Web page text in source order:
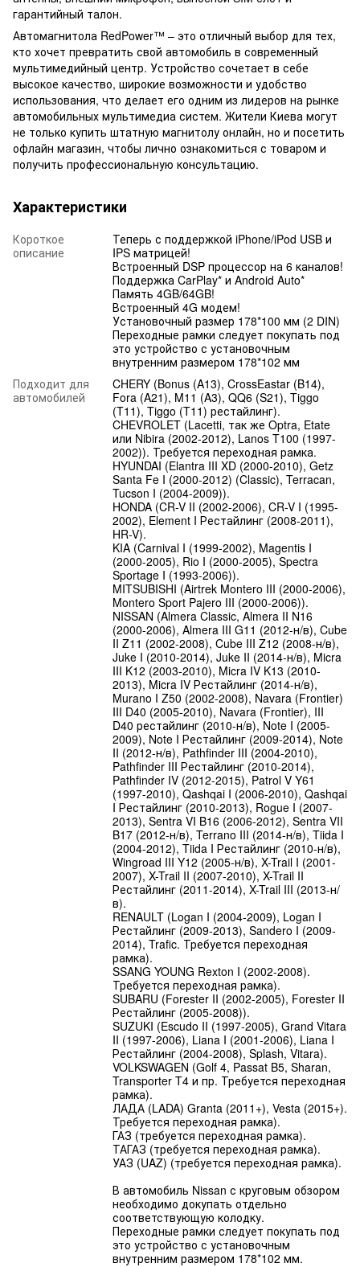
гарантийный талон.
Автомагнитола RedPower™ – это отличный выбор для тех,
кто хочет превратить свой автомобиль в современный
мультимедийный центр. Устройство сочетает в себе
высокое качество, широкие возможности и удобство
использования, что делает его одним из лидеров на рынке
автомобильных мультимедиа систем. Жители Киева могут
не только купить штатную магнитолу онлайн, но и посетить
офлайн магазин, чтобы лично ознакомиться с товаром и
получить профессиональную консультацию.
Характеристики
Короткое
описание
Теперь с поддержкой iPhone/iPod USB и
IPS матрицей!
Встроенный DSP процессор на 6 каналов!
Поддержка CarPlay* и Android Auto*
Память 4GB/64GB!
Встроенный 4G модем!
Установочный размер 178*100 мм (2 DIN)
Переходные рамки следует покупать под
это устройство с установочным
внутренним размером 178*102 мм
Подходит для
автомобилей
CHERY (Bonus (A13), CrossEastar (B14),
Fora (A21), M11 (A3), QQ6 (S21), Tiggo
(T11), Tiggo (T11) рестайлинг).
CHEVROLET (Lacetti, так же Optra, Etate
или Nibira (2002-2012), Lanos T100 (1997-
2002)). Требуется переходная рамка.
HYUNDAI (Elantra III XD (2000-2010), Getz
Santa Fe I (2000-2012) (Classic), Terracan,
Tucson I (2004-2009)).
HONDA (CR-V II (2002-2006), CR-V I (1995-
2002), Element I Рестайлинг (2008-2011),
HR-V).
KIA (Carnival I (1999-2002), Magentis I
(2000-2005), Rio I (2000-2005), Spectra
Sportage I (1993-2006)).
MITSUBISHI (Airtrek Montero III (2000-2006),
Montero Sport Pajero III (2000-2006)).
NISSAN (Almera Classic, Almera II N16
(2000-2006), Almera III G11 (2012-н/в), Cube
II Z11 (2002-2008), Cube III Z12 (2008-н/в),
Juke I (2010-2014), Juke II (2014-н/в), Micra
III K12 (2003-2010), Micra IV K13 (2010-
2013), Micra IV Рестайлинг (2014-н/в),
Murano I Z50 (2002-2008), Navara (Frontier)
III D40 (2005-2010), Navara (Frontier), III
D40 рестайлинг (2010-н/в), Note I (2005-
2009), Note I Рестайлинг (2009-2014), Note
II (2012-н/в), Pathfinder III (2004-2010),
Pathfinder III Рестайлинг (2010-2014),
Pathfinder IV (2012-2015), Patrol V Y61
(1997-2010), Qashqai I (2006-2010), Qashqai
I Рестайлинг (2010-2013), Rogue I (2007-
2013), Sentra VI B16 (2006-2012), Sentra VII
B17 (2012-н/в), Terrano III (2014-н/в), Tiida I
(2004-2012), Tiida I Рестайлинг (2010-н/в),
Wingroad III Y12 (2005-н/в), X-Trail I (2001-
2007), X-Trail II (2007-2010), X-Trail II
Рестайлинг (2011-2014), X-Trail III (2013-н/
в).
RENAULT (Logan I (2004-2009), Logan I
Рестайлинг (2009-2013), Sandero I (2009-
2014), Trafic. Требуется переходная
рамка).
SSANG YOUNG Rexton I (2002-2008).
Требуется переходная рамка).
SUBARU (Forester II (2002-2005), Forester II
Рестайлинг (2005-2008)).
SUZUKI (Escudo II (1997-2005), Grand Vitara
II (1997-2006), Liana I (2001-2006), Liana I
Рестайлинг (2004-2008), Splash, Vitara).
VOLKSWAGEN (Golf 4, Passat B5, Sharan,
Transporter T4 и пр. Требуется переходная
рамка).
ЛАДА (LADA) Granta (2011+), Vesta (2015+).
Требуется переходная рамка).
ГАЗ (требуется переходная рамка).
ТАГАЗ (требуется переходная рамка).
УАЗ (UAZ) (требуется переходная рамка).
В автомобиль Nissan с круговым обзором
необходимо докупать отдельно
соответствующую колодку​​.
Переходные рамки следует покупать под
это устройство с установочным
внутренним размером 178*102 мм.